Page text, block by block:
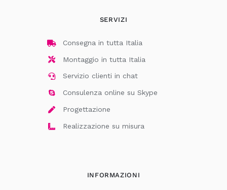
SERVIZI
Consegna in tutta Italia
Montaggio in tutta Italia
Servizio clienti in chat
Consulenza online su Skype
Progettazione
Realizzazione su misura
INFORMAZIONI